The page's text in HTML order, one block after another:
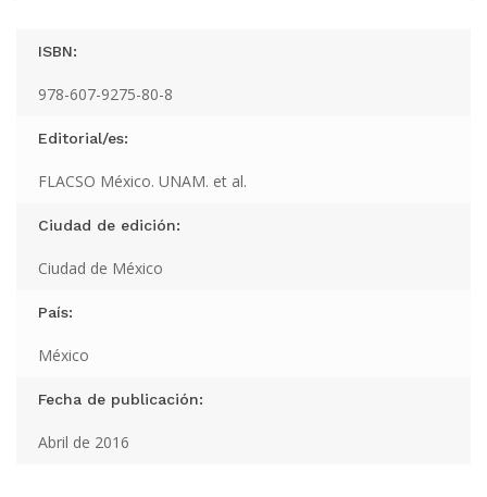
ISBN:
978-607-9275-80-8
Editorial/es:
FLACSO México. UNAM. et al.
Ciudad de edición:
Ciudad de México
País:
México
Fecha de publicación:
Abril de 2016